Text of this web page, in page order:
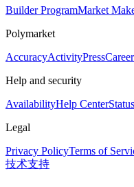
Builder ProgramMarket
Polymarket
AccuracyActivityPress
Help and security
AvailabilityHelp CenterStatus
Legal
Privacy PolicyTerms of
技术支持